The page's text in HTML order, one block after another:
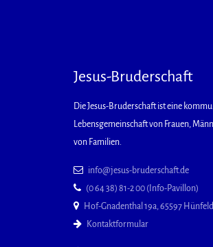
Jesus-Bruderschaft
Die Jesus-Bruderschaft ist eine
Lebensgemeinschaft von Frauen,
von Familien.
info@jesus-bruderschaft.de
(0 64 38) 81-2 00 (Info-Pavillon)
Hof-Gnadenthal 19a, 65597
Kontaktformular